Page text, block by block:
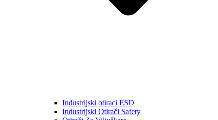
Industrijski otiraci ESD
Industrijski Otirači Safety